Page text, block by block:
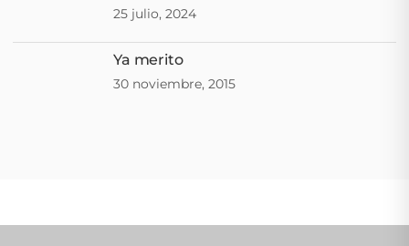
25 julio, 2024
Ya merito
30 noviembre, 2015